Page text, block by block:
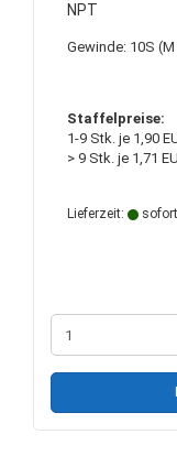
NPT
Gewinde: 10S
Staffelpreise:
1-9 Stk. je 1,90
> 9 Stk. je 1,71
Lieferzeit: